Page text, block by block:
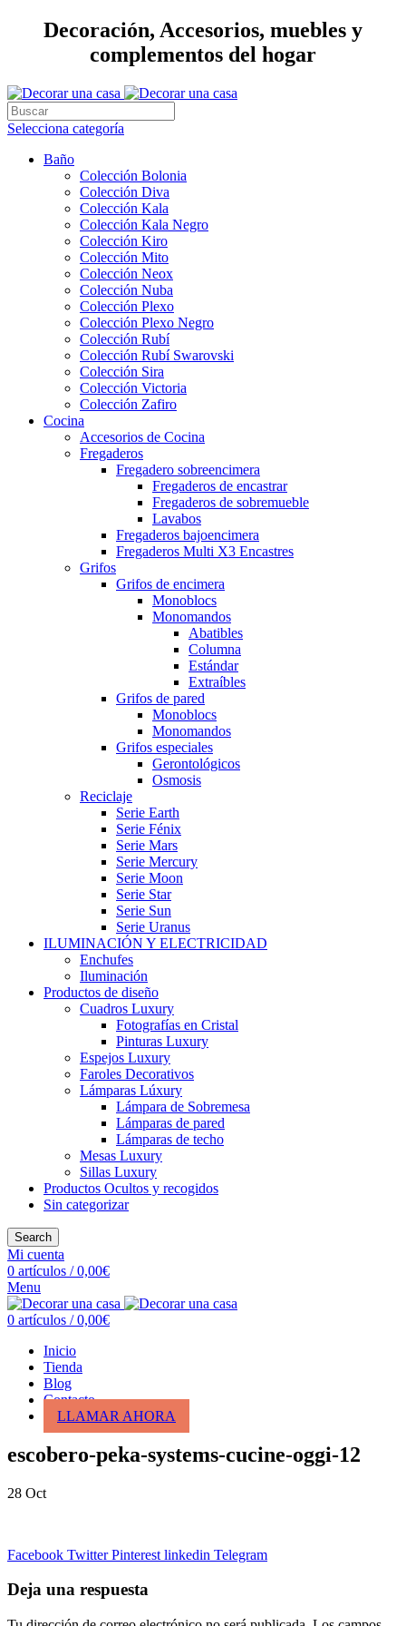
Decoración, Accesorios, muebles y
complementos del hogar
Selecciona categoría
Baño
Colección Bolonia
Colección Diva
Colección Kala
Colección Kala Negro
Colección Kiro
Colección Mito
Colección Neox
Colección Nuba
Colección Plexo
Colección Plexo Negro
Colección Rubí
Colección Rubí Swarovski
Colección Sira
Colección Victoria
Colección Zafiro
Cocina
Accesorios de Cocina
Fregaderos
Fregadero sobreencimera
Fregaderos de encastrar
Fregaderos de sobremueble
Lavabos
Fregaderos bajoencimera
Fregaderos Multi X3 Encastres
Grifos
Grifos de encimera
Monoblocs
Monomandos
Abatibles
Columna
Estándar
Extraíbles
Grifos de pared
Monoblocs
Monomandos
Grifos especiales
Gerontológicos
Osmosis
Reciclaje
Serie Earth
Serie Fénix
Serie Mars
Serie Mercury
Serie Moon
Serie Star
Serie Sun
Serie Uranus
ILUMINACIÓN Y ELECTRICIDAD
Enchufes
Iluminación
Productos de diseño
Cuadros Luxury
Fotografías en Cristal
Pinturas Luxury
Espejos Luxury
Faroles Decorativos
Lámparas Lúxury
Lámpara de Sobremesa
Lámparas de pared
Lámparas de techo
Mesas Luxury
Sillas Luxury
Productos Ocultos y recogidos
Sin categorizar
Search
Mi cuenta
0 artículos / 0,00€
Menu
0 artículos / 0,00€
Inicio
Tienda
Blog
Contacto
LLAMAR AHORA
escobero-peka-systems-cucine-oggi-12
28 Oct
Facebook Twitter Pinterest linkedin Telegram
Deja una respuesta